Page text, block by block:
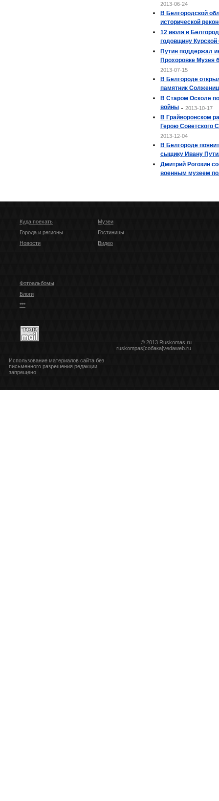
2013-06-24
В Белгородской
исторической
12 июля в
годовщину
Путин поддержал
Прохоровке Музея
2013-07-15
В Белгороде
памятник
В Старом Осколе
войны - 2013-10-17
В Грайворонском
Герою Советского
2013-12-04
В Белгороде
сыщику Ивану
Дмитрий Рогозин
военным музеем
Куда поехать
Города и регионы
Новости
Музеи
Гостиницы
Видео
Фотоальбомы
Блоги
***
© 2013 Ruskomas.ru
ruskompas[собака]vedaweb.ru
Использование материалов сайта без
письменного разрешения редакции
запрещено